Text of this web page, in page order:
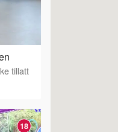
tillatt
18